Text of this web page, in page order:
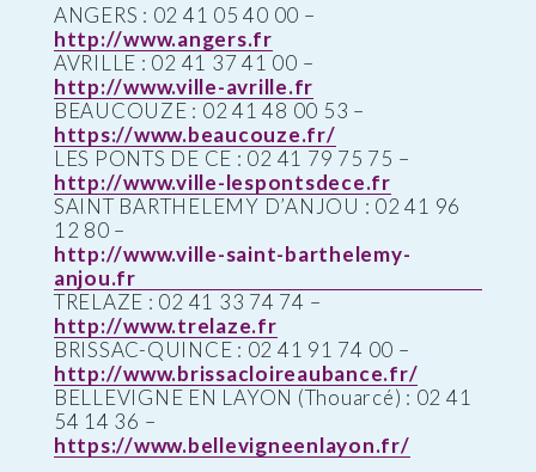
ANGERS : 02 41 05 40 00 –
http://www.angers.fr
AVRILLE : 02 41 37 41 00 –
http://www.ville-avrille.fr
BEAUCOUZE : 02 41 48 00 53 –
https://www.beaucouze.fr/
LES PONTS DE CE : 02 41 79 75 75 –
http://www.ville-lespontsdece.fr
SAINT BARTHELEMY D’ANJOU : 02 41 96
12 80 –
http://www.ville-saint-barthelemy-
anjou.fr
TRELAZE : 02 41 33 74 74 –
http://www.trelaze.fr
BRISSAC-QUINCE : 02 41 91 74 00 –
http://www.brissacloireaubance.fr/
BELLEVIGNE EN LAYON (Thouarcé) : 02 41
54 14 36 –
https://www.bellevigneenlayon.fr/